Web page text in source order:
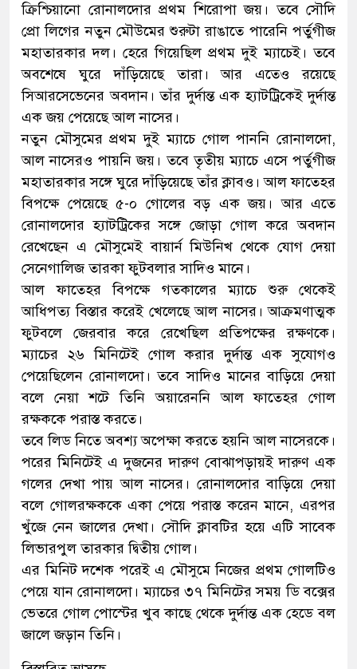
ক্রিশ্চিয়ানো রোনালদোর প্রথম শিরোপা জয়। তবে সৌদি
প্রো লিগের নতুন মৌউমের শুরুটা রাঙাতে পারেনি পর্তুগীজ
মহাতারকার দল। হেরে গিয়েছিল প্রথম দুই ম্যাচেই। তবে
অবশেষে ঘুরে দাঁড়িয়েছে তারা। আর এতেও রয়েছে
সিআরসেভেনের অবদান। তাঁর দুর্দান্ত এক হ্যাটট্রিকেই দুর্দান্ত
এক জয় পেয়েছে আল নাসের।
নতুন মৌসুমের প্রথম দুই ম্যাচে গোল পাননি রোনালদো,
আল নাসেরও পায়নি জয়। তবে তৃতীয় ম্যাচে এসে পর্তুগীজ
মহাতারকার সঙ্গে ঘুরে দাঁড়িয়েছে তাঁর ক্লাবও। আল ফাতেহর
বিপক্ষে পেয়েছে ৫-০ গোলের বড় এক জয়। আর এতে
রোনালদোর হ্যাটট্রিকের সঙ্গে জোড়া গোল করে অবদান
রেখেছেন এ মৌসুমেই বায়ার্ন মিউনিখ থেকে যোগ দেয়া
সেনেগালিজ তারকা ফুটবলার সাদিও মানে।
আল ফাতেহর বিপক্ষে গতকালের ম্যাচে শুরু থেকেই
আধিপত্য বিস্তার করেই খেলেছে আল নাসের। আক্রমণাত্মক
ফুটবলে জেরবার করে রেখেছিল প্রতিপক্ষের রক্ষণকে।
ম্যাচের ২৬ মিনিটেই গোল করার দুর্দান্ত এক সুযোগও
পেয়েছিলেন রোনালদো। তবে সাদিও মানের বাড়িয়ে দেয়া
বলে নেয়া শটে তিনি অয়ারেননি আল ফাতেহর গোল
রক্ষককে পরাস্ত করতে।
তবে লিড নিতে অবশ্য অপেক্ষা করতে হয়নি আল নাসেরকে।
পরের মিনিটেই এ দুজনের দারুণ বোঝাপড়ায়ই দারুণ এক
গলের দেখা পায় আল নাসের। রোনালদোর বাড়িয়ে দেয়া
বলে গোলরক্ষককে একা পেয়ে পরাস্ত করেন মানে, এরপর
খুঁজে নেন জালের দেখা। সৌদি ক্লাবটির হয়ে এটি সাবেক
লিভারপুল তারকার দ্বিতীয় গোল।
এর মিনিট দশেক পরেই এ মৌসুমে নিজের প্রথম গোলটিও
পেয়ে যান রোনালদো। ম্যাচের ৩৭ মিনিটের সময় ডি বক্সের
ভেতরে গোল পোস্টের খুব কাছে থেকে দুর্দান্ত এক হেডে বল
জালে জড়ান তিনি।